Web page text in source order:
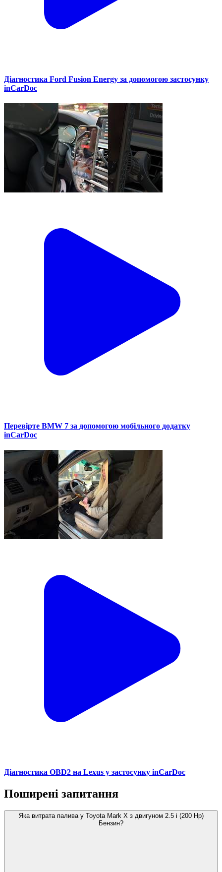
Діагностика Ford Fusion Energy за допомогою застосунку
inCarDoc
Перевірте BMW 7 за допомогою мобільного додатку
inCarDoc
Діагностика OBD2 на Lexus у застосунку inCarDoc
Поширені запитання
Яка витрата палива у Toyota Mark X з двигуном 2.5 i (200 Hp)
Бензин?